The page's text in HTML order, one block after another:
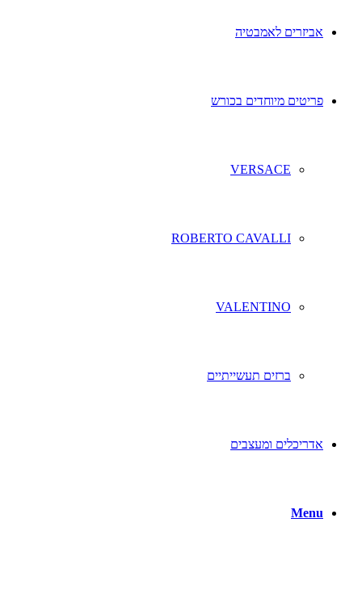
אביזרים לאמבטיה
פריטים מיוחדים בכורש
VERSACE
ROBERTO CAVALLI
VALENTINO
ברזים תעשייתיים
אדריכלים ומעצבים
Menu